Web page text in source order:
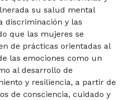
su salud mental
discriminación y las
que las mujeres se
de prácticas orientadas al
las emociones como un
al desarrollo de
y resiliencia, a partir de
de consciencia, cuidado y